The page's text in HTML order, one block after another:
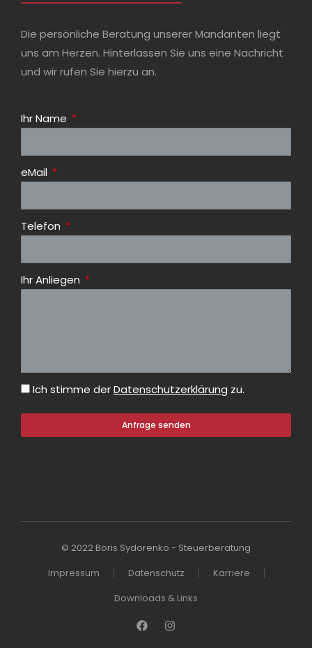
Die persönliche Beratung unserer Mandanten liegt
uns am Herzen. Hinterlassen Sie uns eine Nachricht
und wir rufen Sie hierzu an.
Ihr Name
eMail
Telefon
Ihr Anliegen
Ich stimme derDatenschutzerklärung zu.
Anfrage senden
© 2022 Boris Sydorenko - Steuerberatung
Impressum
Datenschutz
Karriere
Downloads & Links